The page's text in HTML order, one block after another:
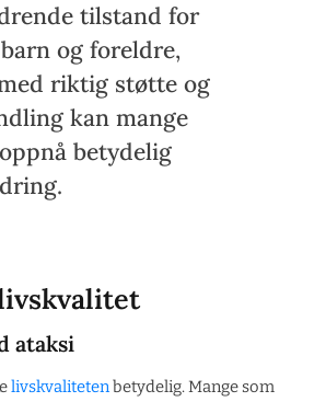
tilstand for
og foreldre,
riktig støtte og
kan mange
betydelig
ataksi
livskvalitetenbetydelig. Mange som